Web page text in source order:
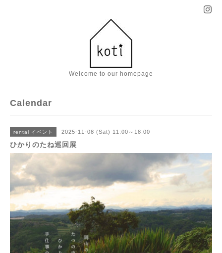
Welcome to our homepage
Calendar
rental イベント 2025-11-08 (Sat) 11:00～18:00
ひかりのたね巡回展